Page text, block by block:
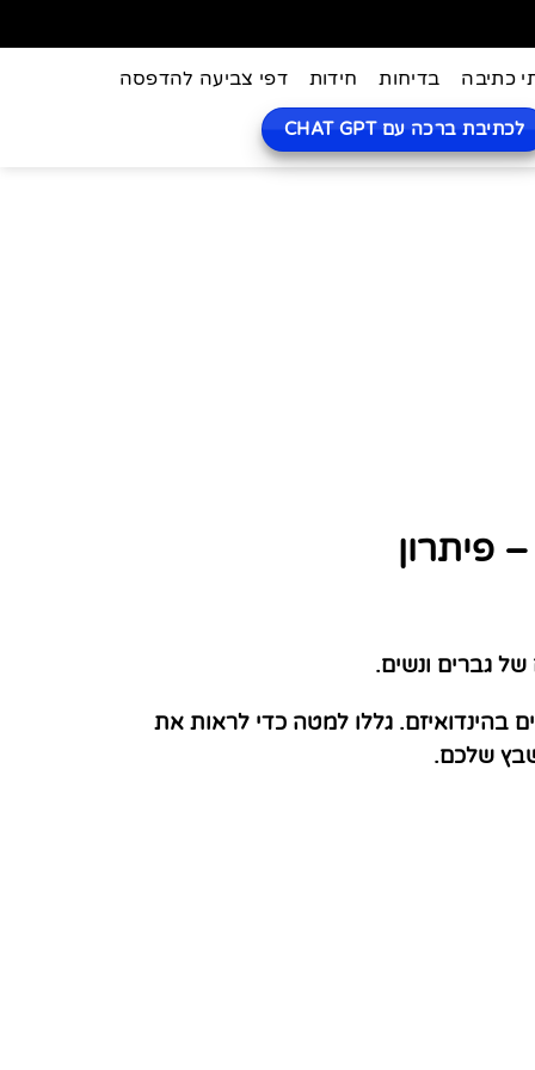
כתיבה בדיחות חידות דפי צביעה להדפסה
לכתיבת ברכה עם CHAT GPT
פיתרון
גברים ונשים.
בהינדואיזם. גללו למטה כדי לראות את
שלכם.